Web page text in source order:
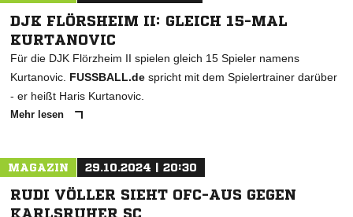
DJK FLÖRSHEIM II: GLEICH 15-MAL
KURTANOVIC
Für die DJK Flörzheim II spielen gleich 15 Spieler namens
Kurtanovic. FUSSBALL.de spricht mit dem Spielertrainer darüber
- er heißt Haris Kurtanovic.
Mehr lesen
MAGAZIN 29.10.2024 | 20:30
RUDI VÖLLER SIEHT OFC-AUS GEGEN
KARLSRUHER SC